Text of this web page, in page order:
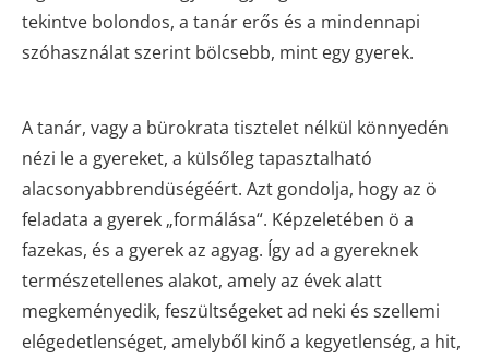
tekintve bolondos, a tanár erős és a mindennapi
szóhasználat szerint bölcsebb, mint egy gyerek.
A tanár, vagy a bürokrata tisztelet nélkül könnyedén
nézi le a gyereket, a külsőleg tapasztalható
alacsonyabbrendüségéért. Azt gondolja, hogy az ö
feladata a gyerek „formálása“. Képzeletében ö a
fazekas, és a gyerek az agyag. Így ad a gyereknek
természetellenes alakot, amely az évek alatt
megkeményedik, feszültségeket ad neki és szellemi
elégedetlenséget, amelyből kinő a kegyetlenség, a hit,